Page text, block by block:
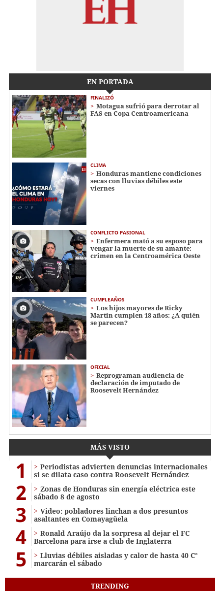
EN PORTADA
FINALIZÓ
Motagua sufrió para derrotar al
FAS en Copa Centroamericana
CLIMA
Honduras mantiene condiciones
secas con lluvias débiles este
viernes
CONFLICTO PASIONAL
Enfermera mató a su esposo para
vengar la muerte de su amante:
crimen en la Centroamérica Oeste
CUMPLEAÑOS
Los hijos mayores de Ricky
Martin cumplen 18 años: ¿A quién
se parecen?
OFICIAL
Reprograman audiencia de
declaración de imputado de
Roosevelt Hernández
MÁS VISTO
1
Periodistas advierten denuncias internacionales
si se dilata caso contra Roosevelt Hernández
2
Zonas de Honduras sin energía eléctrica este
sábado 8 de agosto
3
Video: pobladores linchan a dos presuntos
asaltantes en Comayagüela
4
Ronald Araújo da la sorpresa al dejar el FC
Barcelona para irse a club de Inglaterra
5
Lluvias débiles aisladas y calor de hasta 40 C°
marcarán el sábado
TRENDING